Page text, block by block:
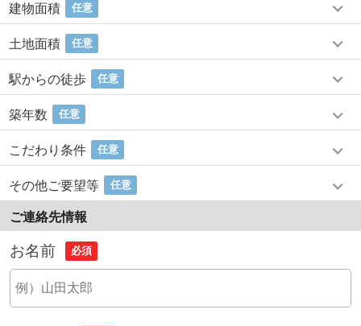
建物面積 任意
土地面積 任意
駅からの徒歩 任意
築年数 任意
こだわり条件 任意
その他ご要望等 任意
ご連絡先情報
お名前 必須